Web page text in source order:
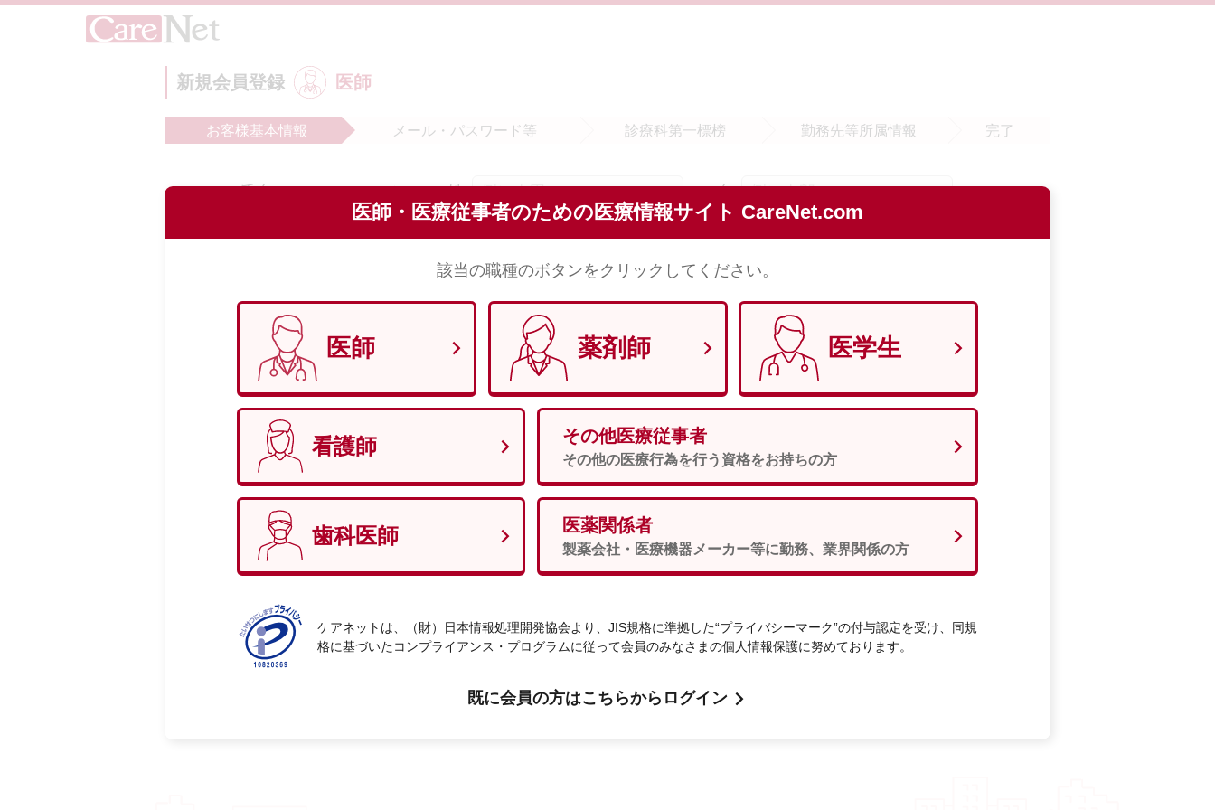
医師・医療従事者のための医療情報サイト CareNet.com
該当の職種のボタンをクリックしてください。
医師 薬剤師 医学生
看護師 その他医療従事者
その他の医療行為を行う資格をお持ちの方
歯科医師 医薬関係者
製薬会社・医療機器メーカー等に勤務、業界関係の方
ケアネットは、（財）日本情報処理開発協会より、JIS規格に準拠した“プライバシーマーク”の付与認定を受け、同規
格に基づいたコンプライアンス・プログラムに従って会員のみなさまの個人情報保護に努めております。
既に会員の方はこちらからログイン
新規会員登録 医師
お客様基本情報 メール・ パスワード等 診療科第一標榜 勤務先等 所属情報 完了
氏名 姓 名
※全角で入力してください。
セイ メイ
※全角（カナ）で入力してください。
生年月日
※半角数字8文字で入力してください。 （例）1970年1月29日 → 19700129
性別 男性 女性
次へ